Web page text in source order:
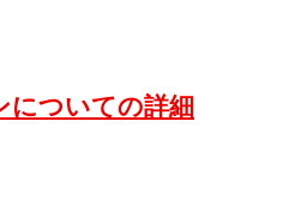
ついての詳細